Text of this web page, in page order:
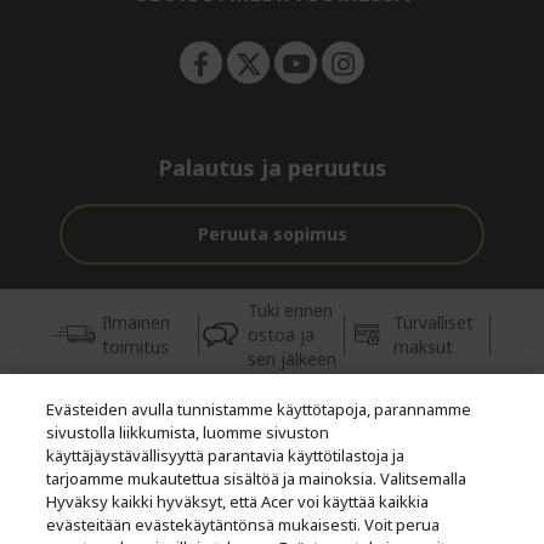
Palautus ja peruutus
Peruuta sopimus
Ilmainen
toimitus
Tuki ennen
ostoa ja
sen jälkeen
Turvalliset
maksut
© 2026 Acer Inc.
Tästä kaupasta ostettavien tuotteiden ja palvelujen valtuutettu
jälleenmyyjä on CPYou BV.
Evästeiden avulla tunnistamme käyttötapoja, parannamme
sivustolla liikkumista, luomme sivuston
käyttäjäystävällisyyttä parantavia käyttötilastoja ja
tarjoamme mukautettua sisältöä ja mainoksia. Valitsemalla
Hyväksy kaikki hyväksyt, että Acer voi käyttää kaikkia
evästeitään evästekäytäntönsä mukaisesti. Voit perua